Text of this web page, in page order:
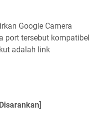
Google Camera
port tersebut kompatibel
adalah link